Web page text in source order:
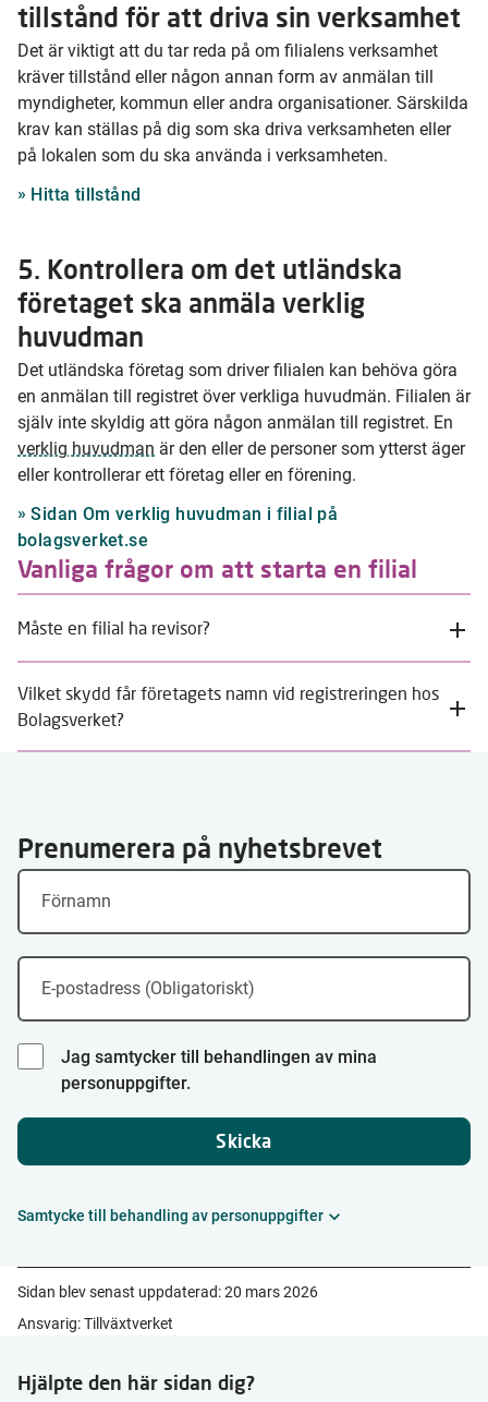
tillstånd för att driva sin verksamhet
Det är viktigt att du tar reda på om filialens verksamhet
kräver tillstånd eller någon annan form av anmälan till
myndigheter, kommun eller andra organisationer. Särskilda
krav kan ställas på dig som ska driva verksamheten eller
på lokalen som du ska använda i verksamheten.
Hitta tillstånd
5. Kontrollera om det utländska
företaget ska anmäla verklig
huvudman
Det utländska företag som driver filialen kan behöva göra
en anmälan till registret över verkliga huvudmän. Filialen är
själv inte skyldig att göra någon anmälan till registret. En
verklig huvudman är den eller de personer som ytterst äger
eller kontrollerar ett företag eller en förening.
Sidan Om verklig huvudman i filial på
bolagsverket.se
Vanliga frågor om att starta en filial
Måste en filial ha revisor?
Vilket skydd får företagets namn vid registreringen hos
Bolagsverket?
Prenumerera på nyhetsbrevet
Förnamn
E-postadress (Obligatoriskt)
Jag samtycker till behandlingen av mina
personuppgifter.
Skicka
Samtycke till behandling av personuppgifter
Sidan blev senast uppdaterad:20 mars 2026
Ansvarig: Tillväxtverket
Hjälpte den här sidan dig?